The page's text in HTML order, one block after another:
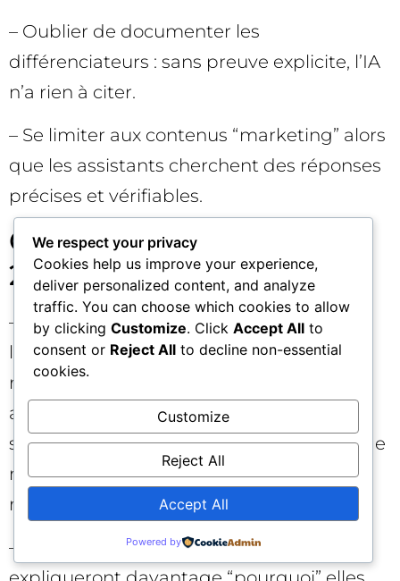
– Oublier de documenter les
différenciateurs : sans preuve explicite, l’IA
n’a rien à citer.
– Se limiter aux contenus “marketing” alors
que les assistants cherchent des réponses
précises et vérifiables.
Ce qui nous attend en
2026–2027 🔮
– Plus de grounding. Gemini illustre déjà
l’intérêt d’un ancrage cartographique
robuste. On peut s’attendre à des
assistants encore plus attachés à des
sources “garanties”, améliorant l’exactitude
mais durcissant l’accès à la
recommandation.
– Citations et justifications. Les IA
We respect your privacy
Cookies help us improve your experience,
deliver personalized content, and analyze
traffic. You can choose which cookies to allow
by clicking Customize. Click Accept All to
consent or Reject All to decline non-essential
cookies.
Customize
Reject All
Accept All
Powered by